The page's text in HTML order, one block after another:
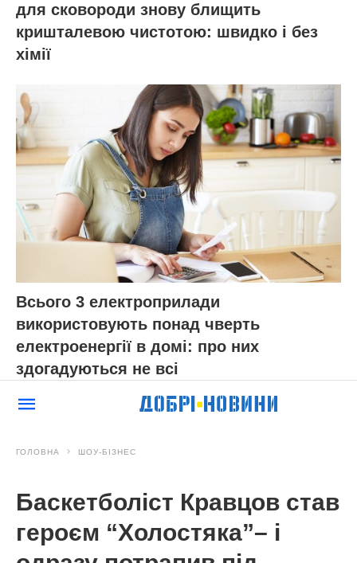
для сковороди знову блищить
кришталевою чистотою: швидко і без
хімії
Всього 3 електроприлади
використовують понад чверть
електроенергії в домі: про них
здогадуються не всі